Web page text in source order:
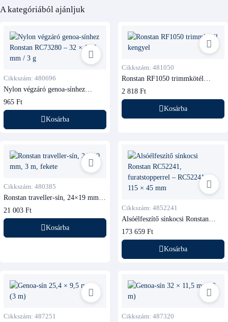
A kategóriából ajánljuk
Cikkszám: 480696
Nylon végzáró genoa-sínhez
965 Ft
Kosárba
Cikkszám: 481050
Ronstan RF1050 trimmkötél
2 818 Ft
Kosárba
Cikkszám: 480385
Ronstan traveller-sín, 24×19 mm,
21 003 Ft
Kosárba
Cikkszám: 4852241
Alsóélfeszítő sínkocsi Ronstan
173 659 Ft
Kosárba
Cikkszám: 487251 Cikkszám: 487320